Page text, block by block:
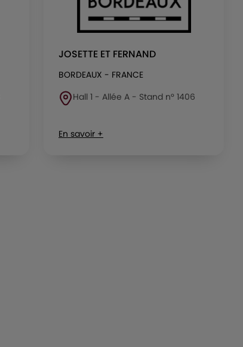
JOSETTE ET FERNAND
BORDEAUX - FRANCE
Hall 1 - Allée A - Stand n° 1406
En savoir +